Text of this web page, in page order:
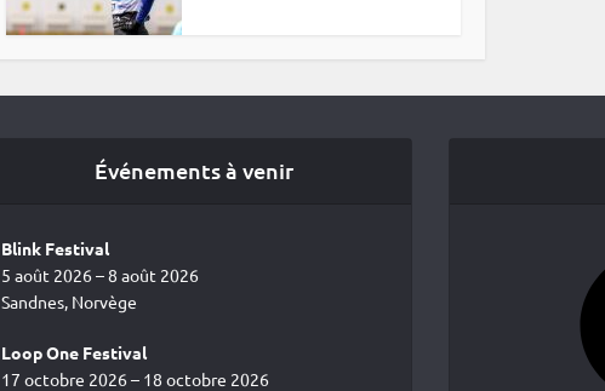
Événements à venir
Blink Festival
5 août 2026 – 8 août 2026
Sandnes, Norvège
Loop One Festival
17 octobre 2026 – 18 octobre 2026